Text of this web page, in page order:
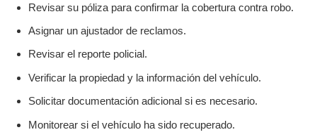
Revisar su póliza para confirmar la cobertura contra robo.
Asignar un ajustador de reclamos.
Revisar el reporte policial.
Verificar la propiedad y la información del vehículo.
Solicitar documentación adicional si es necesario.
Monitorear si el vehículo ha sido recuperado.